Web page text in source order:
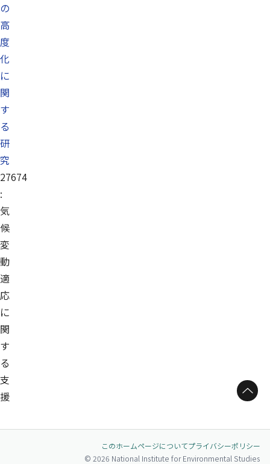
の
高
度
化
に
関
す
る
研
究
27674
:
気
候
変
動
適
応
に
関
す
る
支
援
ページトップへ
このホームページについてプライバシーポリシー
© 2026 National Institute for Environmental Studies